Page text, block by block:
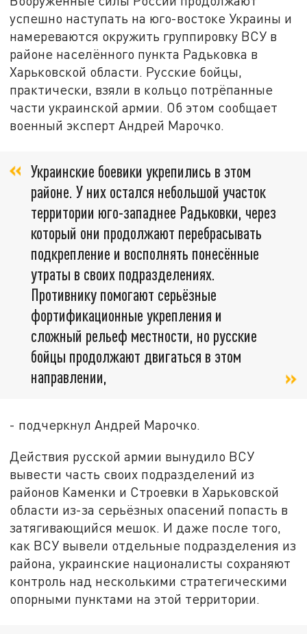
успешно наступать на юго-востоке Украины и
намереваются окружить группировку ВСУ в
районе населённого пункта Радьковка в
Харьковской области. Русские бойцы,
практически, взяли в кольцо потрёпанные
части украинской армии. Об этом сообщает
военный эксперт Андрей Марочко.
Украинские боевики укрепились в этом
районе. У них остался небольшой участок
территории юго-западнее Радьковки, через
который они продолжают перебрасывать
подкрепление и восполнять понесённые
утраты в своих подразделениях.
Противнику помогают серьёзные
фортификационные укрепления и
сложный рельеф местности, но русские
бойцы продолжают двигаться в этом
направлении,
- подчеркнул Андрей Марочко.
Действия русской армии вынудило ВСУ
вывести часть своих подразделений из
районов Каменки и Строевки в Харьковской
области из-за серьёзных опасений попасть в
затягивающийся мешок. И даже после того,
как ВСУ вывели отдельные подразделения из
района, украинские националисты сохраняют
контроль над несколькими стратегическими
опорными пунктами на этой территории.